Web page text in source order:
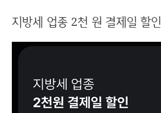
지방세 업종 2천 원 결제일 할인